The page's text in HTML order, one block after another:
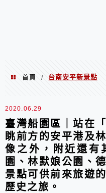
首頁 / 台南安平新景點
台南安平新景點
2020.06.29
臺灣船園區｜站在
眺前方的安平港及
像之外，附近還有
園、林默娘公園、
景點可供前來旅遊
歷史之旅。